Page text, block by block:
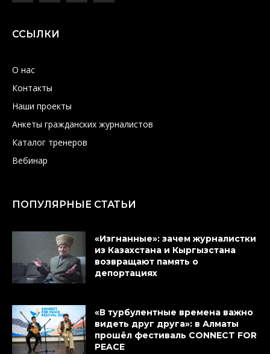
ССЫЛКИ
О нас
Контакты
Наши проекты
Анкеты гражданских журналистов
Каталог тренеров
Вебинар
ПОПУЛЯРНЫЕ СТАТЬИ
«Изгнанные»: зачем журналистки
из Казахстана и Кыргызстана
возвращают память о
депортациях
«В турбулентные времена важно
видеть друг друга»: в Алматы
прошёл фестиваль CONNECT FOR
PEACE